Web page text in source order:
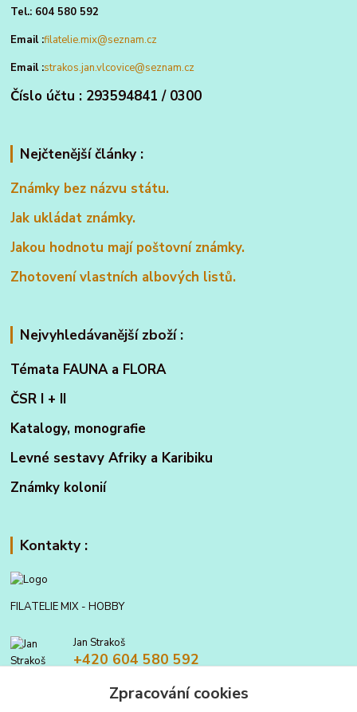
Tel.: 604 580 592
Email :filatelie.mix@seznam.cz
Email :strakos.jan.vlcovice@seznam.cz
Číslo účtu : 293594841 / 0300
Nejčtenější články :
Známky bez názvu státu.
Jak ukládat známky.
Jakou hodnotu mají poštovní známky.
Zhotovení vlastních albových listů.
Nejvyhledávanější zboží :
Témata FAUNA a FLORA
ČSR I + II
Katalogy, monografie
Levné sestavy Afriky a Karibiku
Známky kolonií
Kontakty :
FILATELIE MIX - HOBBY
Jan Strakoš
+420 604 580 592
filatelie.mix@seznam.czZpracování cookies